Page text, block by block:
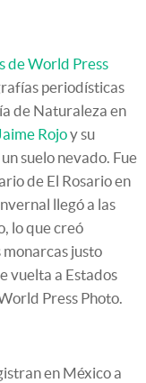
de World Press
periodísticas
de Naturaleza en
Rojoy su
suelo nevado. Fue
de El Rosario en
llegó a las
lo que creó
monarcas justo
vuelta a Estados
Press Photo.
en México a